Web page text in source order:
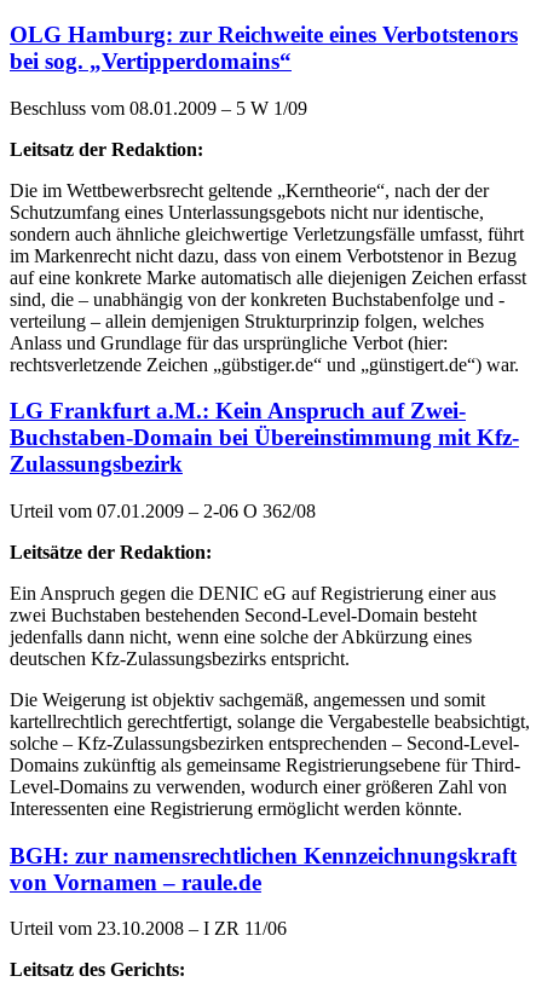
OLG Hamburg: zur Reichweite eines Verbotstenors
bei sog. „Vertipperdomains“
Beschluss vom 08.01.2009 – 5 W 1/09
Leitsatz der Redaktion:
Die im Wettbewerbsrecht geltende „Kerntheorie“, nach der der
Schutzumfang eines Unterlassungsgebots nicht nur identische,
sondern auch ähnliche gleichwertige Verletzungsfälle umfasst, führt
im Markenrecht nicht dazu, dass von einem Verbotstenor in Bezug
auf eine konkrete Marke automatisch alle diejenigen Zeichen erfasst
sind, die – unabhängig von der konkreten Buchstabenfolge und -
verteilung – allein demjenigen Strukturprinzip folgen, welches
Anlass und Grundlage für das ursprüngliche Verbot (hier:
rechtsverletzende Zeichen „gübstiger.de“ und „günstigert.de“) war.
LG Frankfurt a.M.: Kein Anspruch auf Zwei-
Buchstaben-Domain bei Übereinstimmung mit Kfz-
Zulassungsbezirk
Urteil vom 07.01.2009 – 2-06 O 362/08
Leitsätze der Redaktion:
Ein Anspruch gegen die DENIC eG auf Registrierung einer aus
zwei Buchstaben bestehenden Second-Level-Domain besteht
jedenfalls dann nicht, wenn eine solche der Abkürzung eines
deutschen Kfz-Zulassungsbezirks entspricht.
Die Weigerung ist objektiv sachgemäß, angemessen und somit
kartellrechtlich gerechtfertigt, solange die Vergabestelle beabsichtigt,
solche – Kfz-Zulassungsbezirken entsprechenden – Second-Level-
Domains zukünftig als gemeinsame Registrierungsebene für Third-
Level-Domains zu verwenden, wodurch einer größeren Zahl von
Interessenten eine Registrierung ermöglicht werden könnte.
BGH: zur namensrechtlichen Kennzeichnungskraft
von Vornamen – raule.de
Urteil vom 23.10.2008 – I ZR 11/06
Leitsatz des Gerichts: